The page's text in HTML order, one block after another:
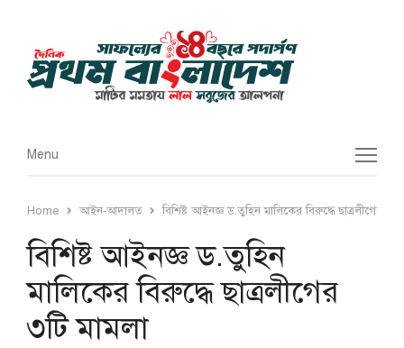
Menu
Menu
Home আইন-আদালত বিশিষ্ট আইনজ্ঞ ড.তুহিন মালিকের বিরুদ্ধে ছাত্রলীগের ৩টি
বিশিষ্ট আইনজ্ঞ ড.তুহিন
মালিকের বিরুদ্ধে ছাত্রলীগের
৩টি মামলা